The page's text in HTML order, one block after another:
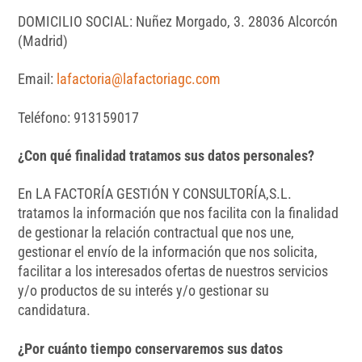
DOMICILIO SOCIAL: Nuñez Morgado, 3. 28036 Alcorcón
(Madrid)
Email: lafactoria@lafactoriagc.com
Teléfono: 913159017
¿Con qué finalidad tratamos sus datos personales?
En LA FACTORÍA GESTIÓN Y CONSULTORÍA,S.L.
tratamos la información que nos facilita con la finalidad
de gestionar la relación contractual que nos une,
gestionar el envío de la información que nos solicita,
facilitar a los interesados ofertas de nuestros servicios
y/o productos de su interés y/o gestionar su
candidatura.
¿Por cuánto tiempo conservaremos sus datos